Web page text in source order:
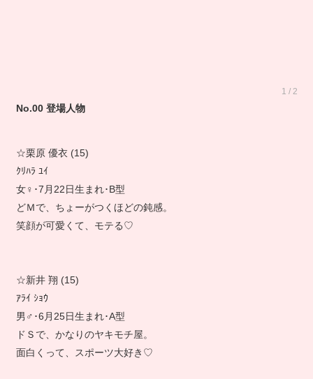
1 / 2
No.00 登場人物
☆栗原 優衣 (15)
ｸﾘﾊﾗ ﾕｲ
女♀･7月22日生まれ･B型
どＭで、ちょーがつくほどの鈍感。
笑顔が可愛くて、モテる♡
☆新井 翔 (15)
ｱﾗｲ ｼｮｳ
男♂･6月25日生まれ･A型
ドＳで、かなりのヤキモチ屋。
面白くって、スポーツ大好き♡